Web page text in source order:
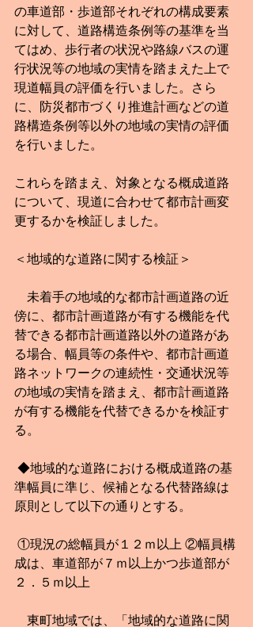
の車道部・歩道部それぞれの構成要素
に対して、道路構造条例等の基準を当
てはめ、歩行者の状況や路線バスの運
行状況等の地域の実情を踏まえた上で
現道幅員の評価を行いました。さら
に、防災都市づくり推進計画などの道
路構造条例等以外の地域の実情の評価
を行いました。
これらを踏まえ、対象となる概成道路
について、現道に合わせて都市計画変
更するかを検証しました。
＜地域的な道路に関する検証＞
未着手の地域的な都市計画道路の近
傍に、都市計画道路が有する機能を代
替できる都市計画道路以外の道路があ
る場合、幅員等の条件や、都市計画道
路ネットワークの連続性・交通状況等
の地域の実情を踏まえ、都市計画道路
が有する機能を代替できるかを検証す
る。
準幅員に準じ、候補となる代替路線は
原則として以下の通りとする。
成は、車道部が７ｍ以上かつ歩道部が
２．５ｍ以上
東町地域では、「地域的な道路に関